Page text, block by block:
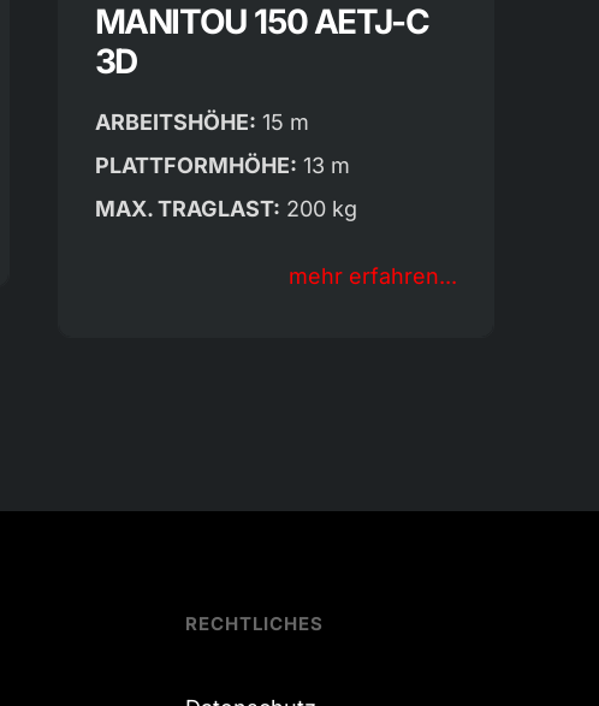
MANITOU 150 AETJ-C
3D
ARBEITSHÖHE: 15 m
PLATTFORMHÖHE: 13 m
MAX. TRAGLAST: 200 kg
mehr erfahren...
RECHTLICHES